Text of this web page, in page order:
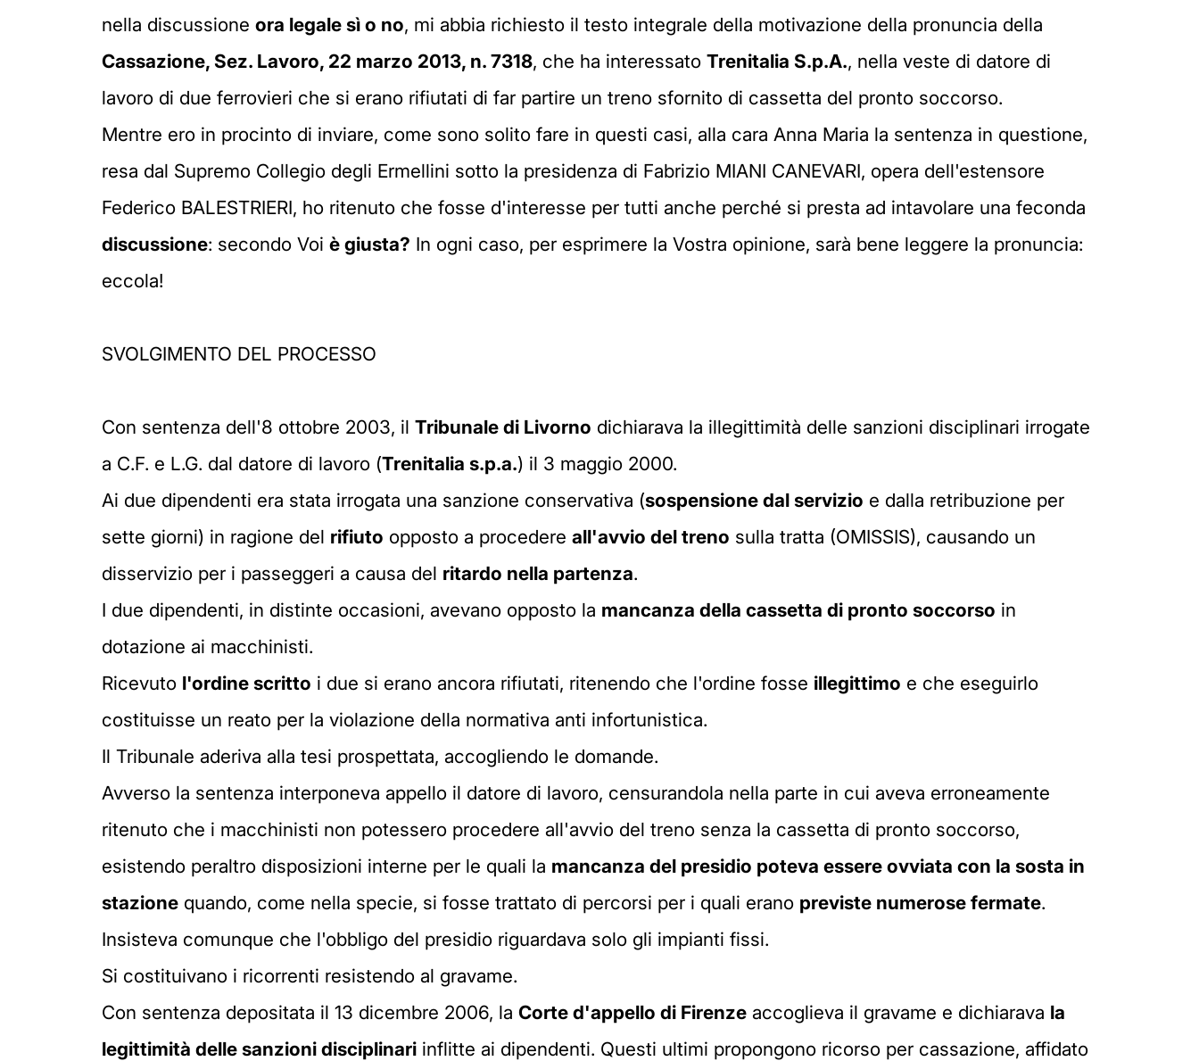
nella discussione ora legale sì o no, mi abbia richiesto il testo integrale della motivazione della pronuncia della
Cassazione, Sez. Lavoro, 22 marzo 2013, n. 7318, che ha interessato Trenitalia S.p.A., nella veste di datore di
lavoro di due ferrovieri che si erano rifiutati di far partire un treno sfornito di cassetta del pronto soccorso.
Mentre ero in procinto di inviare, come sono solito fare in questi casi, alla cara Anna Maria la sentenza in questione,
resa dal Supremo Collegio degli Ermellini sotto la presidenza di Fabrizio MIANI CANEVARI, opera dell'estensore
Federico BALESTRIERI, ho ritenuto che fosse d'interesse per tutti anche perché si presta ad intavolare una feconda
discussione: secondo Voi è giusta? In ogni caso, per esprimere la Vostra opinione, sarà bene leggere la pronuncia:
eccola!
SVOLGIMENTO DEL PROCESSO
Con sentenza dell'8 ottobre 2003, il Tribunale di Livorno dichiarava la illegittimità delle sanzioni disciplinari irrogate
a C.F. e L.G. dal datore di lavoro (Trenitalia s.p.a.) il 3 maggio 2000.
Ai due dipendenti era stata irrogata una sanzione conservativa (sospensione dal servizio e dalla retribuzione per
sette giorni) in ragione del rifiuto opposto a procedere all'avvio del treno sulla tratta (OMISSIS), causando un
disservizio per i passeggeri a causa del ritardo nella partenza.
I due dipendenti, in distinte occasioni, avevano opposto la mancanza della cassetta di pronto soccorso in
dotazione ai macchinisti.
Ricevuto l'ordine scritto i due si erano ancora rifiutati, ritenendo che l'ordine fosse illegittimo e che eseguirlo
costituisse un reato per la violazione della normativa anti infortunistica.
Il Tribunale aderiva alla tesi prospettata, accogliendo le domande.
Avverso la sentenza interponeva appello il datore di lavoro, censurandola nella parte in cui aveva erroneamente
ritenuto che i macchinisti non potessero procedere all'avvio del treno senza la cassetta di pronto soccorso,
esistendo peraltro disposizioni interne per le quali la mancanza del presidio poteva essere ovviata con la sosta in
stazione quando, come nella specie, si fosse trattato di percorsi per i quali erano previste numerose fermate.
Insisteva comunque che l'obbligo del presidio riguardava solo gli impianti fissi.
Si costituivano i ricorrenti resistendo al gravame.
Con sentenza depositata il 13 dicembre 2006, la Corte d'appello di Firenze accoglieva il gravame e dichiarava la
legittimità delle sanzioni disciplinari inflitte ai dipendenti. Questi ultimi propongono ricorso per cassazione, affidato